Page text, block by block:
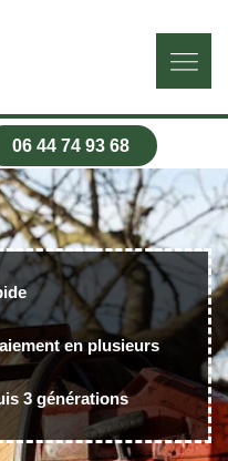
06 44 74 93 68
en plusieurs
3 générations